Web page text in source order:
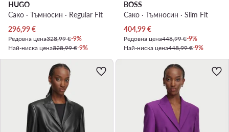
HUGO
Сако · Тъмносин · Regular Fit
Актуална цена
296,99€
Редовна цена328,99 €-9%
Най-ниска цена328,99 €-9%
BOSS
Сако · Тъмносин · Slim Fit
Актуална цена
404,99€
Редовна цена448,99 €-9%
Най-ниска цена448,99 €-9%